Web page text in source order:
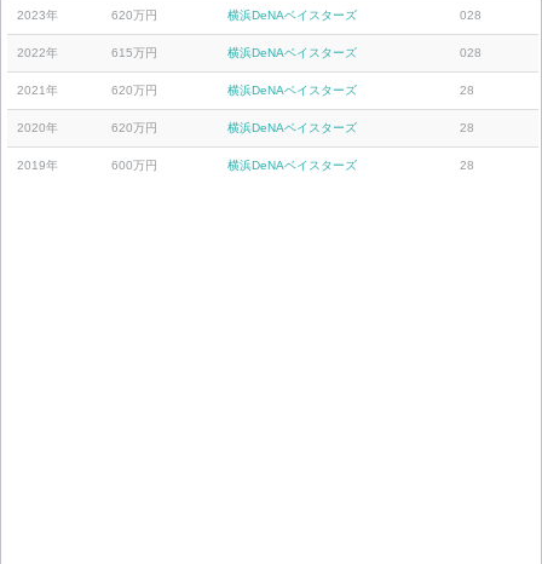
2023年 620万円 横浜DeNAベイスターズ 028
2022年 615万円 横浜DeNAベイスターズ 028
2021年 620万円 横浜DeNAベイスターズ 28
2020年 620万円 横浜DeNAベイスターズ 28
2019年 600万円 横浜DeNAベイスターズ 28